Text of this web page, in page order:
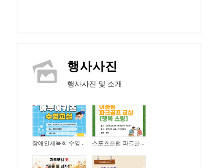
행사사진
행사사진 및 소개
장애인체육회 수영교실 아쿠아키즈(26.08.05.) 스포츠클럽 파크골프교실 행복스윙(26.08.04.)